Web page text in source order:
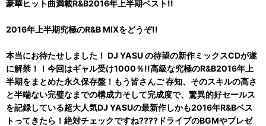
豪華ヒット曲満載R&B2016年上半期ベスト!!
2016年上半期究極のR&B MIXをどうぞ!!
本当にお待たせしました！ DJ YASU の待望の新作ミックスCDが遂
に解禁！！今回はギャル受け1000％!!高級な究極のR&B2016年上
半期をまとめた永久保存盤！もう皆さんご 存知、そのスキルの高さ
と半端ない完璧なまでの構成力そして完成度で、驚異的好セールス
を記録している超大人気DJ YASUの最新作しかも2016年R&Bベス
トってきたら！絶対チェックですね????ドライブのBGMやプレゼ